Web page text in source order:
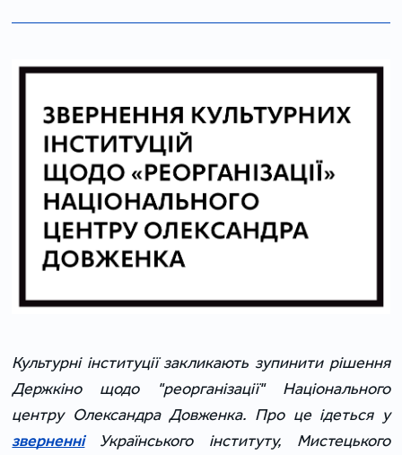
Культурні інституції закликають зупинити рішення
Держкіно щодо "реорганізації" Національного
центру Олександра Довженка. Про це ідеться у
зверненніУкраїнського інституту, Мистецького